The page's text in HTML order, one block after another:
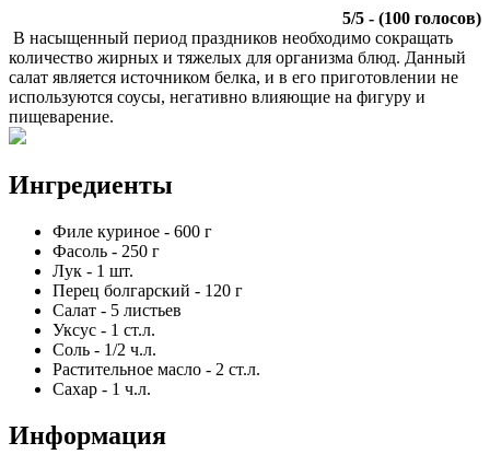
5/5 - (100 голосов)
В насыщенный период праздников необходимо сокращать
количество жирных и тяжелых для организма блюд. Данный
салат является источником белка, и в его приготовлении не
используются соусы, негативно влияющие на фигуру и
пищеварение.
Ингредиенты
Филе куриное - 600 г
Фасоль - 250 г
Лук - 1 шт.
Перец болгарский - 120 г
Салат - 5 листьев
Уксус - 1 ст.л.
Соль - 1/2 ч.л.
Растительное масло - 2 ст.л.
Сахар - 1 ч.л.
Информация